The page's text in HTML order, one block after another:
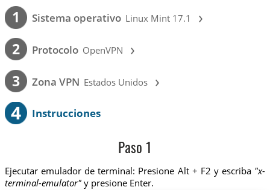
1 Sistema operativo Linux Mint 17.1 ›
2 Protocolo OpenVPN ›
3 Zona VPN Estados Unidos ›
4 Instrucciones
Paso 1
Ejecutar emulador de terminal: Presione Alt + F2 y escriba "x-
terminal-emulator"y presione Enter.